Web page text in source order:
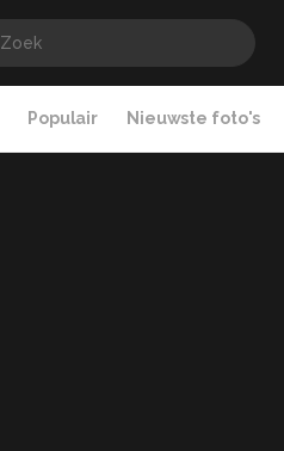
Populair Nieuwste foto's